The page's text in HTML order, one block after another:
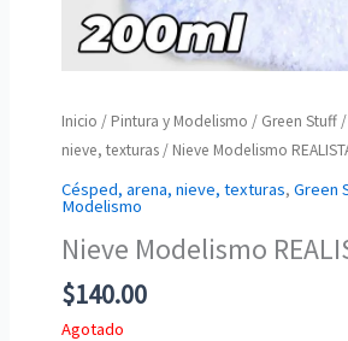
Inicio / Pintura y Modelismo / Green Stuff /
nieve, texturas / Nieve Modelismo
Césped, arena, nieve, texturas,Green
Modelismo
Nieve Modelismo
$140.00
Agotado